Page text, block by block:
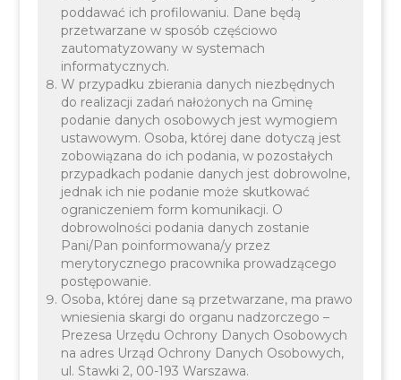
Dofinasowanie, w wysokości 21 848 625,50 zł
zostało udzielone w ramach działania FENX.01.03
Gospodarka wodno‐ściekowa priorytetu FENX.01
Wsparcie sektorów energetyka i środowisko z
Funduszu Spójności programu Fundusze
Europejskie na Infrastrukturę, Klimat, Środowisko
2021-2027.
Na realizację projektu (kosztów
niekwalifikowalnych) uzyskano również
poddawać ich profilowaniu. Dane będą
przetwarzane w sposób częściowo
zautomatyzowany w systemach
informatycznych.
W przypadku zbierania danych niezbędnych
do realizacji zadań nałożonych na Gminę
podanie danych osobowych jest wymogiem
ustawowym. Osoba, której dane dotyczą jest
zobowiązana do ich podania, w pozostałych
przypadkach podanie danych jest dobrowolne,
jednak ich nie podanie może skutkować
ograniczeniem form komunikacji. O
dobrowolności podania danych zostanie
Pani/Pan poinformowana/y przez
merytorycznego pracownika prowadzącego
postępowanie.
Osoba, której dane są przetwarzane, ma prawo
wniesienia skargi do organu nadzorczego –
Prezesa Urzędu Ochrony Danych Osobowych
na adres Urząd Ochrony Danych Osobowych,
ul. Stawki 2, 00-193 Warszawa.